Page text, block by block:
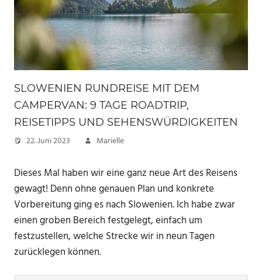
SLOWENIEN RUNDREISE MIT DEM
CAMPERVAN: 9 TAGE ROADTRIP,
REISETIPPS UND SEHENSWÜRDIGKEITEN
22. Juni 2023 Marielle
Dieses Mal haben wir eine ganz neue Art des Reisens
gewagt! Denn ohne genauen Plan und konkrete
Vorbereitung ging es nach Slowenien. Ich habe zwar
einen groben Bereich festgelegt, einfach um
festzustellen, welche Strecke wir in neun Tagen
zurücklegen können.